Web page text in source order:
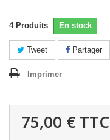
4 Produits En stock
Tweet Partager
Imprimer
75,00 € TTC